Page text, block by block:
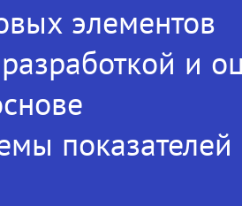
элементов
и
показателей